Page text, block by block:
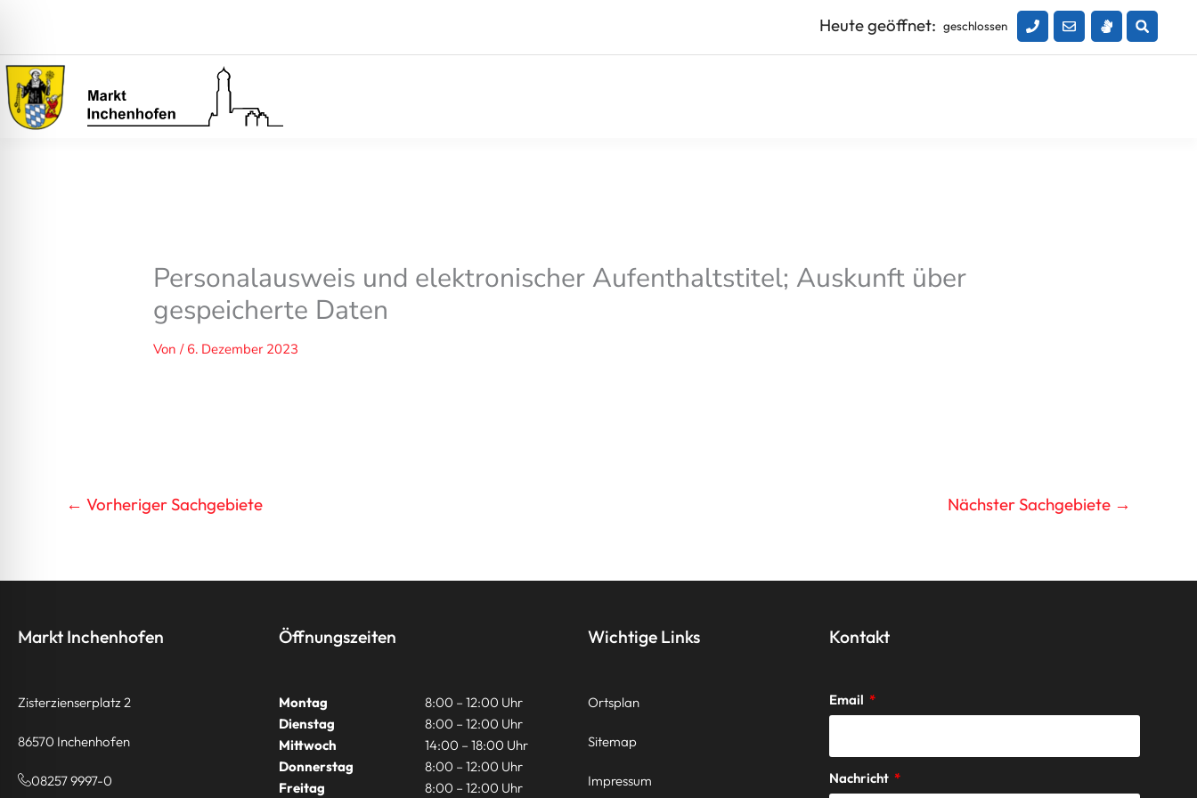
springen
Heute geöffnet: geschlossen
Personalausweis und elektronischer Aufenthaltstitel; Auskunft über
gespeicherte Daten
Von/ 6. Dezember 2023
← Vorheriger Sachgebiete Nächster Sachgebiete →
Markt Inchenhofen
Zisterzienserplatz 2
86570 Inchenhofen
08257 9997-0
Öffnungszeiten
Montag
8:00 – 12:00 Uhr
Dienstag
8:00 – 12:00 Uhr
Mittwoch
14:00 – 18:00 Uhr
Donnerstag
8:00 – 12:00 Uhr
Freitag
8:00 – 12:00 Uhr
Wichtige Links
Ortsplan
Sitemap
Impressum
Kontakt
Email
Nachricht